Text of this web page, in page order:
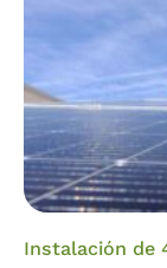
Instalación de